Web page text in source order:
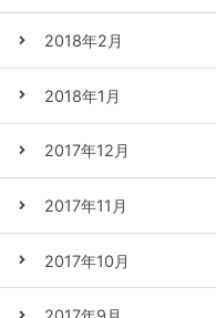
2018年2月
2018年1月
2017年12月
2017年11月
2017年10月